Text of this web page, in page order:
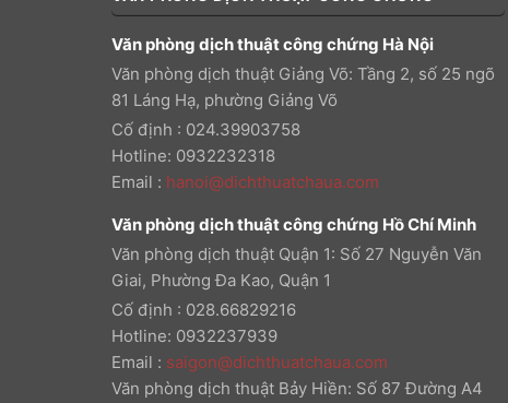
Văn phòng dịch thuật công chứng Hà Nội
Văn phòng dịch thuật Giảng Võ: Tầng 2, số 25 ngõ
81 Láng Hạ, phường Giảng Võ
Cố định : 024.39903758
Hotline: 0932232318
Email : hanoi@dichthuatchaua.com
Văn phòng dịch thuật công chứng Hồ Chí Minh
Văn phòng dịch thuật Quận 1: Số 27 Nguyễn Văn
Giai, Phường Đa Kao, Quận 1
Cố định : 028.66829216
Hotline: 0932237939
Email : saigon@dichthuatchaua.com
Văn phòng dịch thuật Bảy Hiền: Số 87 Đường A4